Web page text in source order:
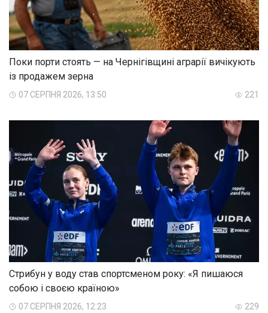
Поки порти стоять — на Чернігівщині аграрії вичікують
із продажем зерна
07 СЕРПНЯ 2026, 13:50 221
Стрибун у воду став спортсменом року: «Я пишаюся
собою і своєю країною»
07 СЕРПНЯ 2026, 12:23 229